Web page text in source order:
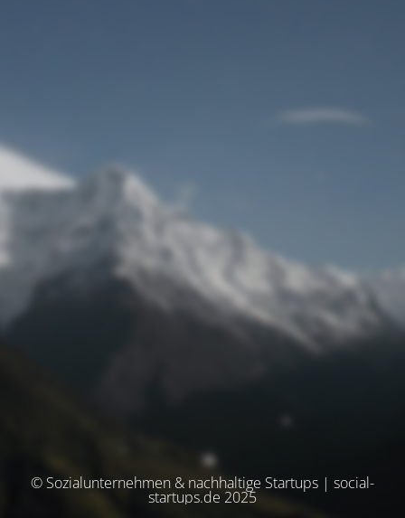
© Sozialunternehmen & nachhaltige Startups | social-
startups.de 2025